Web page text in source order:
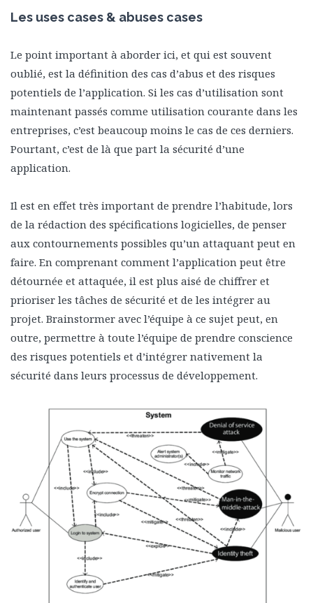
Les uses cases & abuses cases
Le point important à aborder ici, et qui est souvent
oublié, est la définition des cas d’abus et des risques
potentiels de l’application. Si les cas d’utilisation sont
maintenant passés comme utilisation courante dans les
entreprises, c’est beaucoup moins le cas de ces derniers.
Pourtant, c’est de là que part la sécurité d’une
application.
Il est en effet très important de prendre l’habitude, lors
de la rédaction des spécifications logicielles, de penser
aux contournements possibles qu’un attaquant peut en
faire. En comprenant comment l’application peut être
détournée et attaquée, il est plus aisé de chiffrer et
prioriser les tâches de sécurité et de les intégrer au
projet. Brainstormer avec l’équipe à ce sujet peut, en
outre, permettre à toute l’équipe de prendre conscience
des risques potentiels et d’intégrer nativement la
sécurité dans leurs processus de développement.